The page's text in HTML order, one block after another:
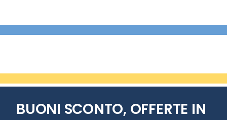
BUONI SCONTO, OFFERTE IN